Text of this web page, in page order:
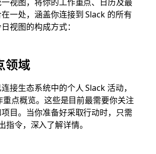
一处，涵盖你连接到 Slack 的所有
视图的构成方式：
领域
接生态系统中的个人 Slack 活动，
点概览。这些是目前最需要你关注
目。当你准备好采取行动时，只需
指令，深入了解详情。